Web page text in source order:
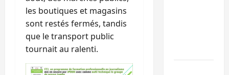
les boutiques et magasins
sont restés fermés, tandis
que le transport public
tournait au ralenti.